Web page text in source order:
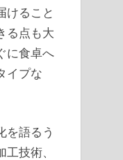
けること
る点も大
に食卓へ
イプな
を語るう
技術、